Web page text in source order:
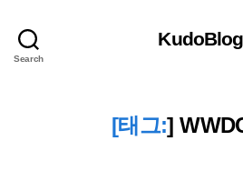
Search
[태그:]